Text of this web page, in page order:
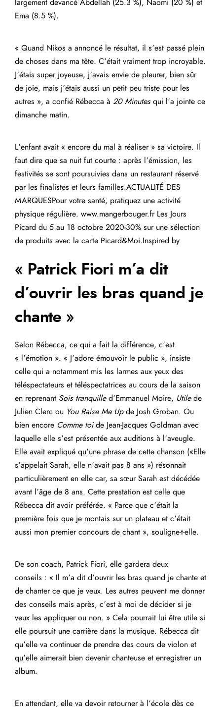
largement devancé Abdellah (25.3 %), Naomi (20 %) et
Ema (8.5 %).
« Quand Nikos a annoncé le résultat, il s’est passé plein
de choses dans ma tête. C’était vraiment trop incroyable.
J’étais super joyeuse, j’avais envie de pleurer, bien sûr
de joie, mais j’étais aussi un petit peu triste pour les
autres », a confié Rébecca à 20 Minutesqui l’a jointe ce
dimanche matin.
L’enfant avait « encore du mal à réaliser » sa victoire. Il
faut dire que sa nuit fut courte : après l’émission, les
festivités se sont poursuivies dans un restaurant réservé
par les finalistes et leurs familles.ACTUALITÉ DES
MARQUESPour votre santé, pratiquez une activité
physique régulière. www.mangerbouger.fr Les Jours
Picard du 5 au 18 octobre 2020-30% sur une sélection
de produits avec la carte Picard&Moi.Inspired by
« Patrick Fiori m’a dit
d’ouvrir les bras quand je
chante »
Selon Rébecca, ce qui a fait la différence, c’est
« l’émotion ». « J’adore émouvoir le public », insiste
celle qui a notamment mis les larmes aux yeux des
téléspectateurs et téléspectatrices au cours de la saison
en reprenant Sois tranquilled’Emmanuel Moire, Utilede
Julien Clerc ou You Raise Me Upde Josh Groban. Ou
bien encore Comme toide Jean-Jacques Goldman avec
laquelle elle s’est présentée aux auditions à l’aveugle.
Elle avait expliqué qu’une phrase de cette chanson («Elle
s’appelait Sarah, elle n’avait pas 8 ans ») résonnait
particulièrement en elle car, sa sœur Sarah est décédée
avant l’âge de 8 ans. Cette prestation est celle que
Rébecca dit avoir préférée. « Parce que c’était la
première fois que je montais sur un plateau et c’était
aussi mon premier concours de chant », souligne-t-elle.
De son coach, Patrick Fiori, elle gardera deux
conseils : « Il m’a dit d’ouvrir les bras quand je chante et
de chanter ce que je veux. Les autres peuvent me donner
des conseils mais après, c’est à moi de décider si je
veux les appliquer ou non. » Cela pourrait lui être utile si
elle poursuit une carrière dans la musique. Rébecca dit
qu’elle va continuer de prendre des cours de violon et
qu’elle aimerait bien devenir chanteuse et enregistrer un
album.
En attendant, elle va devoir retourner à l’école dès ce